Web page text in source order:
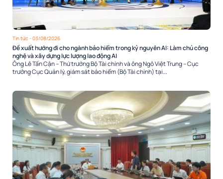
Tin tức - 03/08/2026
Đề xuất hướng đi cho ngành bảo hiểm trong kỷ nguyên AI: Làm chủ công
nghệ và xây dựng lực lượng lao động AI
Ông Lê Tấn Cận – Thứ trưởng Bộ Tài chính và ông Ngô Việt Trung – Cục
trưởng Cục Quản lý, giám sát bảo hiểm (Bộ Tài chính) tại...